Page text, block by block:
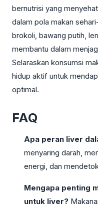
bernutrisi yang
dalam pola makan
brokoli, bawang putih,
membantu dalam
Selaraskan konsumsi
hidup aktif untuk
optimal.
FAQ
Apa peran liver
menyaring darah,
energi, dan
Mengapa penting
untuk liver?